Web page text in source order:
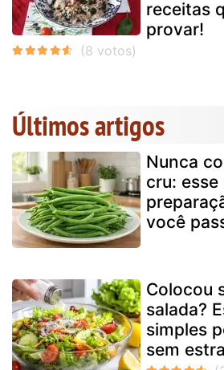
receitas
provar!
Últimos artigos
Nunca
cru: esse
você
Colocou
salada?
simples
sem